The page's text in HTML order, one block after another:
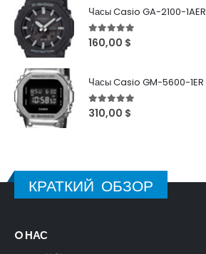
Часы Casio GA-2100-1AER
5out of 5
160,00 $
Часы Casio GM-5600-1ER
5out of 5
310,00 $
КРАТКИЙ ОБЗОР
O НАС